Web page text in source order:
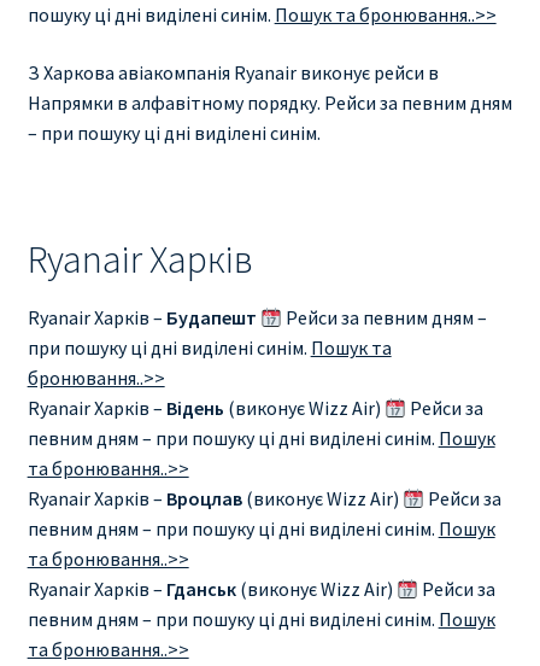
пошуку ці дні виділені синім. Пошук та бронювання..>>
З Харкова авіакомпанія Ryanair виконує рейси в
Напрямки в алфавітному порядку. Рейси за певним дням
– при пошуку ці дні виділені синім.
Ryanair Харків
Ryanair Харків – Будапешт
Рейси за певним дням –
при пошуку ці дні виділені синім. Пошук та
бронювання..>>
Ryanair Харків – Відень (виконує Wizz Air)
Рейси за
певним дням – при пошуку ці дні виділені синім. Пошук
та бронювання..>>
Ryanair Харків – Вроцлав(виконує Wizz Air)
Рейси за
певним дням – при пошуку ці дні виділені синім. Пошук
та бронювання..>>
Ryanair Харків – Гданськ(виконує Wizz Air)
Рейси за
певним дням – при пошуку ці дні виділені синім. Пошук
та бронювання..>>